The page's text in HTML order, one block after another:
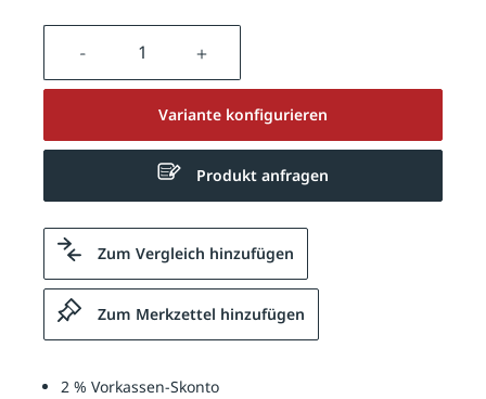
Produkt Anzahl: Gib den
Variante konfigurieren
Produkt anfragen
Zum Vergleich hinzufügen
Zum Merkzettel hinzufügen
2 % Vorkassen-Skonto